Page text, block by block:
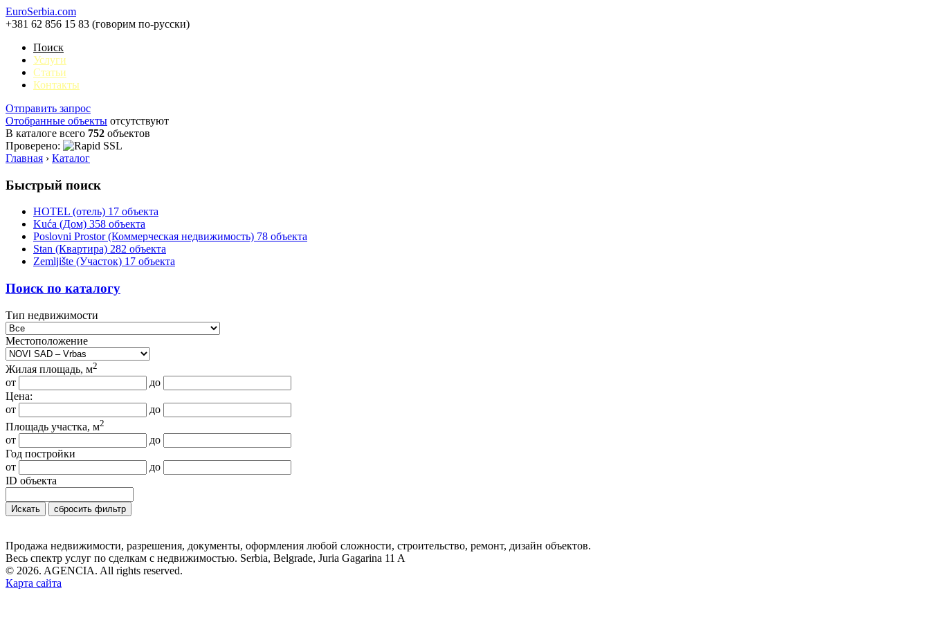
EuroSerbia.com
+381 62 856 15 83 (говорим по-русски)
Поиск
Услуги
Статьи
Контакты
Отправить запрос
Отобранные объекты отсутствуют
В каталоге всего 752 объектов
Проверено:
Главная › Каталог
Быстрый поиск
HOTEL (отель) 17 объекта
Kuća (Дом) 358 объекта
Poslovni Prostor (Коммерческая недвижимость) 78 объекта
Stan (Квартира) 282 объекта
Zemljište (Участок) 17 объекта
Поиск по каталогу
Тип недвижимости
Местоположение
Жилая площадь, м2
от
до
Цена:
от
до
Площадь участка, м2
от
до
Год постройки
от
до
ID объекта
Искать сбросить фильтр
Продажа недвижимости, разрешения, документы, оформления любой сложности, строительство, ремонт, дизайн объектов.
Весь спектр услуг по сделкам с недвижимостью. Serbia, Belgrade, Juria Gagarina 11 A
© 2026. AGENCIA. All rights reserved.
Карта сайта